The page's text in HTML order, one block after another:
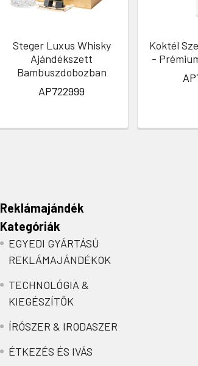
Steger Luxus Whisky
Ajándékszett
Bambuszdobozban
AP722999
Koktél
-
Reklámajándék
Kategóriák
EGYEDI GYÁRTÁSÚ
REKLÁMAJÁNDÉKOK
TECHNOLÓGIA &
KIEGÉSZÍTŐK
ÍRÓSZER & IRODASZER
ÉTKEZÉS ÉS IVÁS